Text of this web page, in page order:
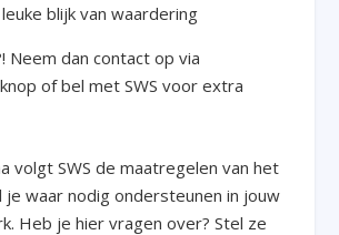
leuke blijk van waardering
Neem dan contact op via
of bel met SWS voor extra
volgt SWS de maatregelen van het
je waar nodig ondersteunen in jouw
Heb je hier vragen over? Stel ze